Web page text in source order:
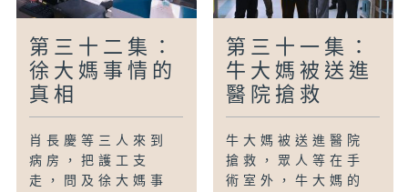
第三十二集：
徐大媽事情的
真相
肖長慶等三人來到
病房，把護工支
走，問及徐大媽事
第三十一集：
牛大媽被送進
醫院搶救
牛大媽被送進醫院
搶救，眾人等在手
術室外，牛大媽的